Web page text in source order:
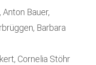
Bauer,
Barbara
Cornelia Stöhr